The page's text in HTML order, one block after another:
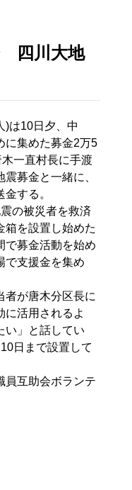
四川大地
は10日夕、中
に集めた募金2万5
一直村長に手渡
募金と一緒に、
する。
の被災者を救済
箱を設置し始めた
で募金活動を始め
で支援金を集め
が唐木分区長に
に活用されるよ
い」と話してい
日まで設置して
員互助会ボランテ